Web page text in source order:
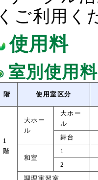
くご利用く
使用料
室別使用料
階 使用室区分
1
階
大ホー
ル
大ホー
ル
舞台
和室
1
2
調理実習室